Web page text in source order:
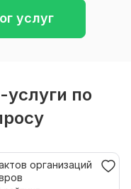
услуг
по
организаций